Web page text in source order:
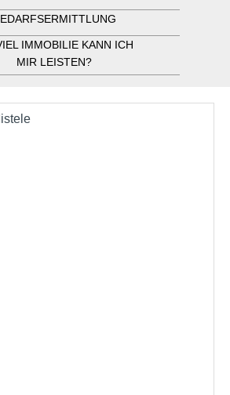
IMMOBILIE KANN ICH
MIR LEISTEN?